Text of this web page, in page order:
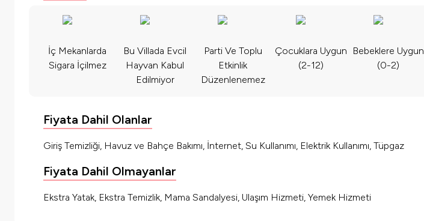
İç Mekanlarda
Sigara İçilmez
Bu Villada Evcil
Hayvan Kabul
Edilmiyor
Parti Ve Toplu
Etkinlik
Düzenlenemez
Çocuklara Uygun
(2-12)
Bebeklere Uygun
(0-2)
Fiyata Dahil Olanlar
Giriş Temizliği, Havuz ve Bahçe Bakımı, İnternet, Su Kullanımı, Elektrik Kullanımı, Tüpgaz
Fiyata Dahil Olmayanlar
Ekstra Yatak, Ekstra Temizlik, Mama Sandalyesi, Ulaşım Hizmeti, Yemek Hizmeti